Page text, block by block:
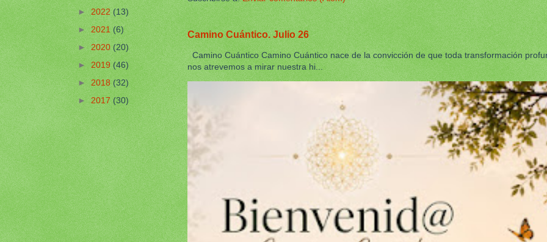
Camino Cuántico. Julio 26
Camino Cuántico Camino Cuántico nace de la convicción de que toda transformación
nos atrevemos a mirar nuestra hi...
►2022(13)
► 2021(6)
►2020(20)
► 2019(46)
►2018(32)
►2017(30)